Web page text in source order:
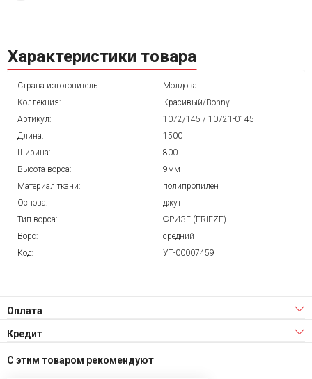
Характеристики товара
Страна изготовитель:
Молдова
Коллекция:
Красивый/Bonny
Артикул:
1072/145 / 10721-0145
Длина:
1500
Ширина:
800
Высота ворса:
9мм
Материал ткани:
полипропилен
Основа:
джут
Тип ворса:
ФРИЗЕ (FRIEZE)
Ворс:
средний
Код:
УТ-00007459
Оплата
Кредит
С этим товаром рекомендуют